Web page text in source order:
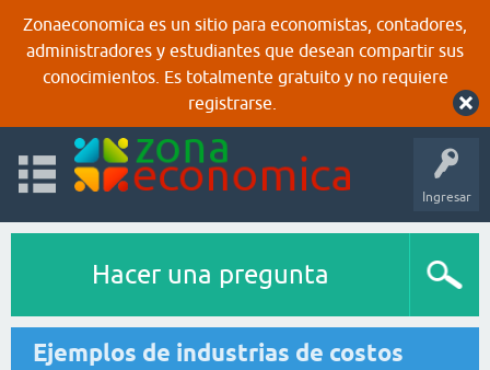
Zonaeconomica es un sitio para economistas, contadores,
administradores y estudiantes que desean compartir sus
conocimientos. Es totalmente gratuito y no requiere
registrarse.
Ingresar
Hacer una pregunta
Ejemplos de industrias de costos